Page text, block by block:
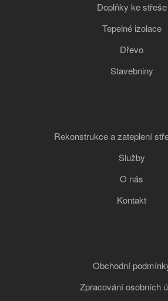
Doplňky ke střeše
Tepelné izolace
Dřevo
Stavebniny
Rekonstrukce a zateplení
Služby
O nás
Kontakt
Obchodní
Zpracování osobních